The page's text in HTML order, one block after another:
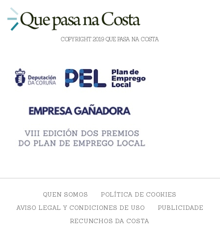
COPYRIGHT 2019 QUE PASA NA COSTA
QUEN SOMOS
POLÍTICA DE COOKIES
AVISO LEGAL Y CONDICIONES DE USO
PUBLICIDADE
RECUNCHOS DA COSTA